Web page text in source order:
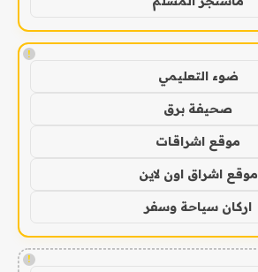
!
ضوء التعليمي
صحيفة برق
موقع اشراقات
موقع اشراق اون لاين
اركان سياحة وسفر
!